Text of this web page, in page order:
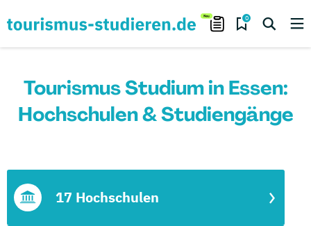
0
Tourismus Studium in Essen:
Hochschulen & Studiengänge
17 Hochschulen